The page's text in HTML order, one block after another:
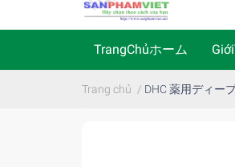
TrangChủホーム
Trang chủ / DHC 薬用ディー